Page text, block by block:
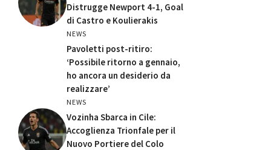
Distrugge Newport 4-1, Goal
di Castro e Koulierakis
NEWS
Pavoletti post-ritiro:
‘Possibile ritorno a gennaio,
ho ancora un desiderio da
realizzare’
NEWS
Vozinha Sbarca in Cile:
Accoglienza Trionfale per il
Nuovo Portiere del Colo